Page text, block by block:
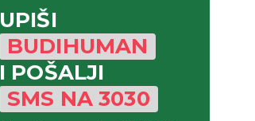
UPIŠI
BUDIHUMAN
I POŠALJI
SMS NA3030